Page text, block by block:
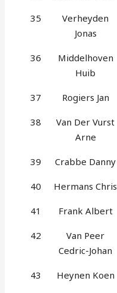
35
Verheyden
Jonas
36
Middelhoven
Huib
37 Rogiers Jan
38
Van Der Vurst
Arne
39 Crabbe Danny
40 Hermans Chris
41 Frank Albert
42
Van Peer
Cedric-Johan
43 Heynen Koen